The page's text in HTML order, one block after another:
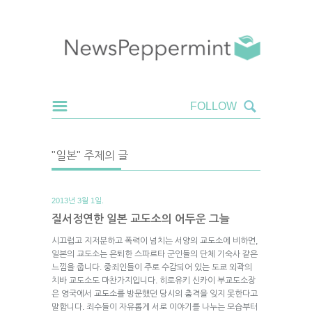
"일본" 주제의 글
2013년 3월 1일.
질서정연한 일본 교도소의 어두운 그늘
시끄럽고 지저분하고 폭력이 넘치는 서양의 교도소에 비하면,
일본의 교도소는 은퇴한 스파르타 군인들의 단체 기숙사 같은
느낌을 줍니다. 중죄인들이 주로 수감되어 있는 도쿄 외곽의
치바 교도소도 마찬가지입니다. 히로유키 신카이 부교도소장
은 영국에서 교도소를 방문했던 당시의 충격을 잊지 못한다고
말합니다. 죄수들이 자유롭게 서로 이야기를 나누는 모습부터